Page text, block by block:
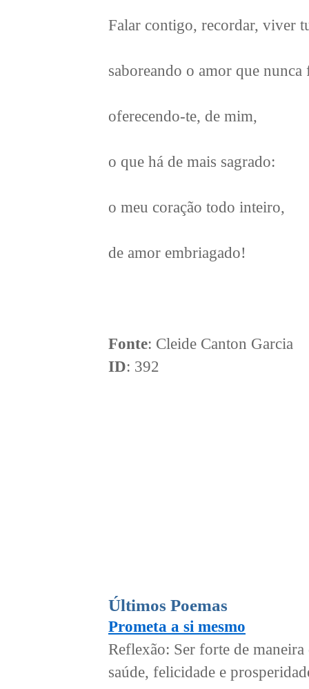
Falar contigo, recordar, viver
saboreando o amor que nunca
oferecendo-te, de mim,
o que há de mais sagrado:
o meu coração todo inteiro,
de amor embriagado!
Fonte: Cleide Canton Garcia
ID: 392
Últimos Poemas
Prometa a si mesmo
Reflexão: Ser forte de
saúde, felicidade e